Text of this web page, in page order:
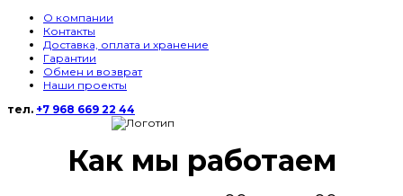
О компании
Контакты
Доставка, оплата и хранение
Гарантии
Обмен и возврат
Наши проекты
тел. +7 968 669 22 44
Как мы работаем